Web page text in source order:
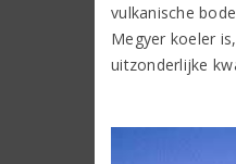
vulkanische
Megyer koeler
uitzonderlijke